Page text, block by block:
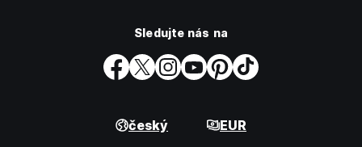
Sledujte nás na
český EUR